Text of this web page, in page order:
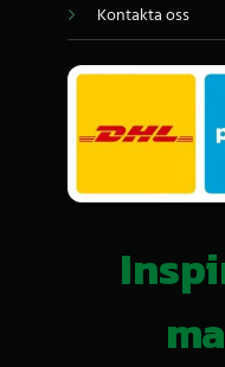
Kontakta oss